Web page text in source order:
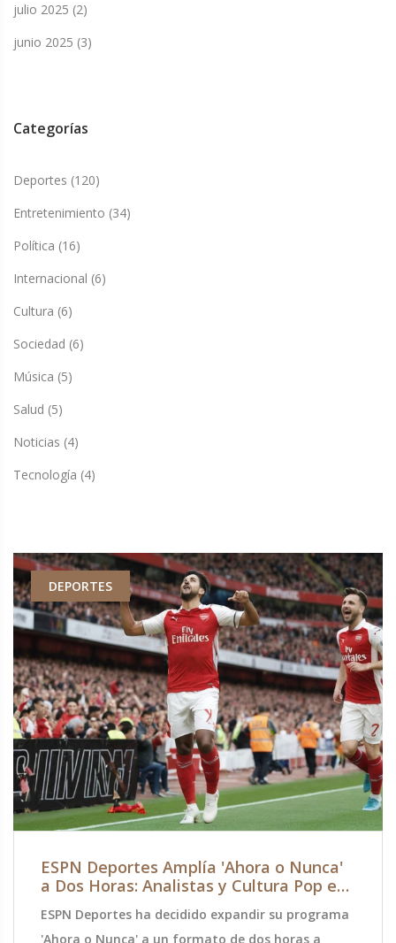
julio 2025 (2)
junio 2025 (3)
Categorías
Deportes (120)
Entretenimiento (34)
Política (16)
Internacional (6)
Cultura (6)
Sociedad (6)
Música (5)
Salud (5)
Noticias (4)
Tecnología (4)
DEPORTES
ESPN Deportes Amplía 'Ahora o Nunca'
a Dos Horas: Analistas y Cultura Pop en
ESPN Deportes ha decidido expandir su programa
'Ahora o Nunca' a un formato de dos horas a